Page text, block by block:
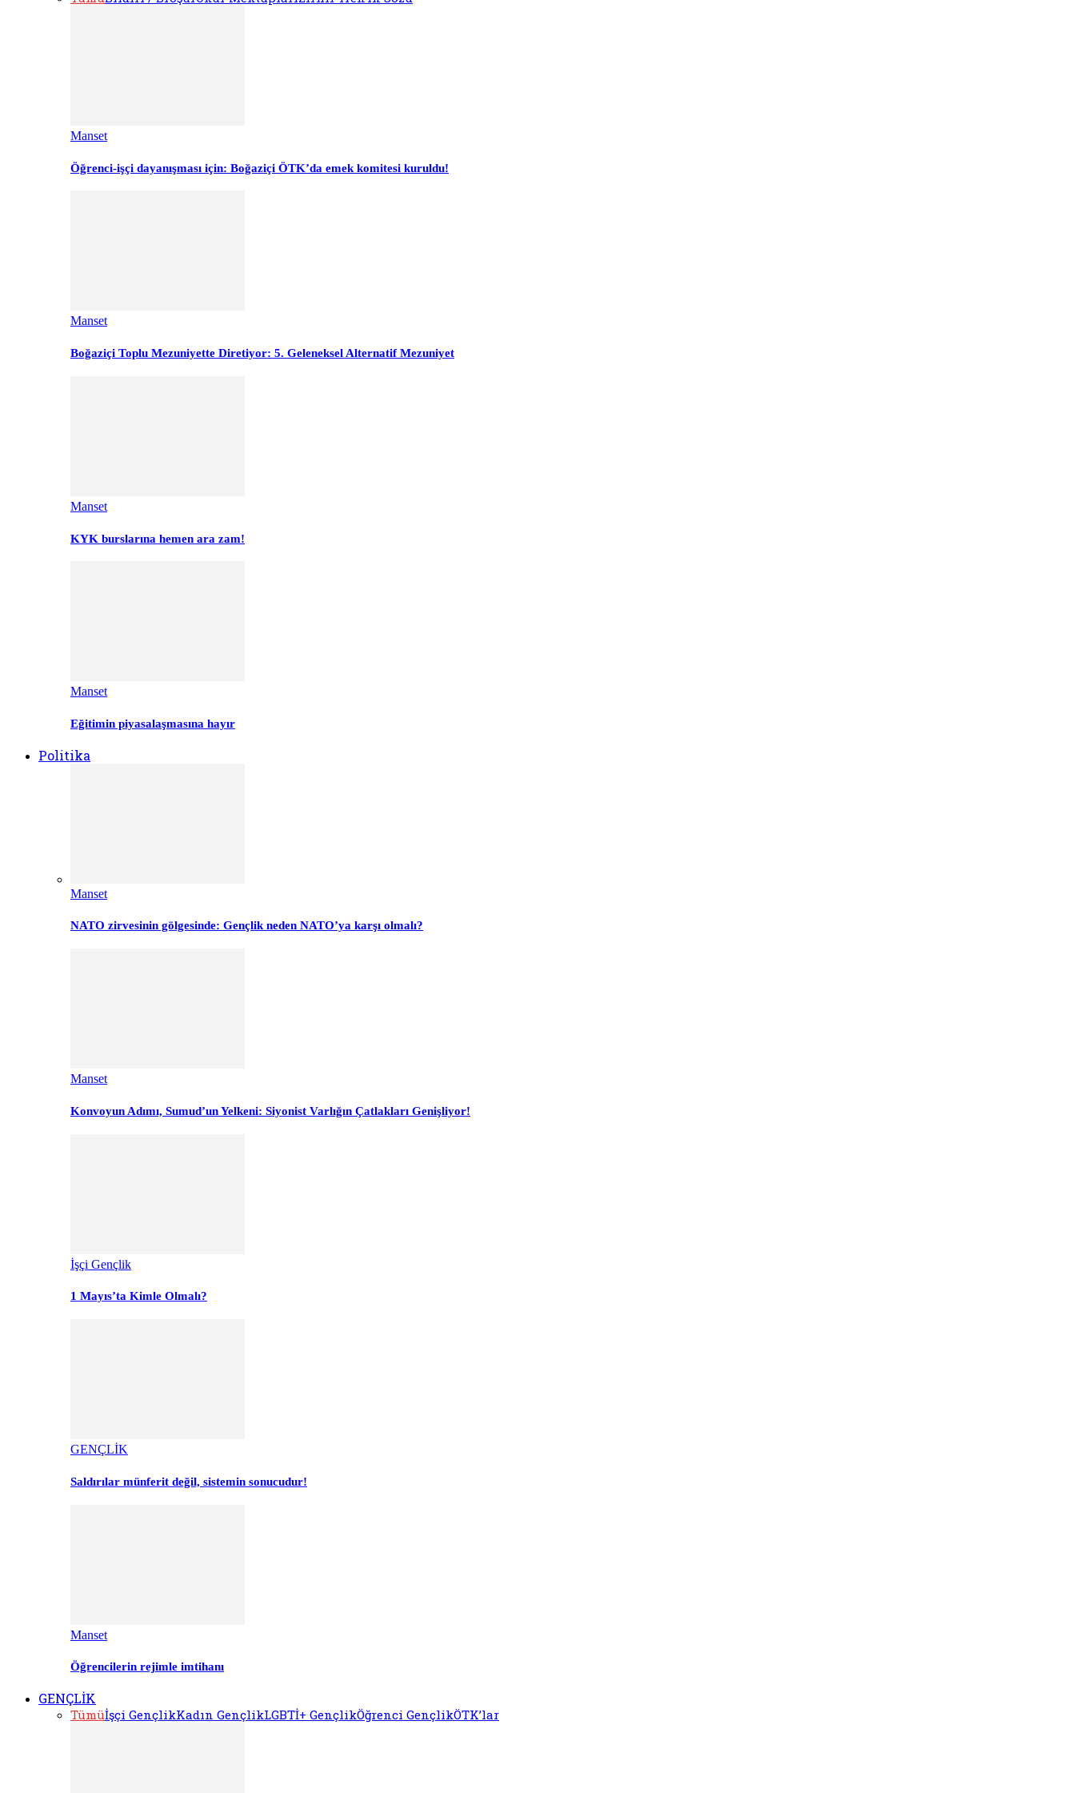
Manset
Öğrenci-işçi dayanışması için: Boğaziçi ÖTK’da emek komitesi kuruldu!
Manset
Boğaziçi Toplu Mezuniyette Diretiyor: 5. Geleneksel Alternatif Mezuniyet
Manset
KYK burslarına hemen ara zam!
Manset
Eğitimin piyasalaşmasına hayır
Politika
Manset
NATO zirvesinin gölgesinde: Gençlik neden NATO’ya karşı olmalı?
Manset
Konvoyun Adımı, Sumud’un Yelkeni: Siyonist Varlığın Çatlakları Genişliyor!
İşçi Gençlik
1 Mayıs’ta Kimle Olmalı?
GENÇLİK
Saldırılar münferit değil, sistemin sonucudur!
Manset
Öğrencilerin rejimle imtihanı
GENÇLİK
Tümüİşçi GençlikKadın GençlikLGBTİ+ GençlikÖğrenci GençlikÖTK’lar